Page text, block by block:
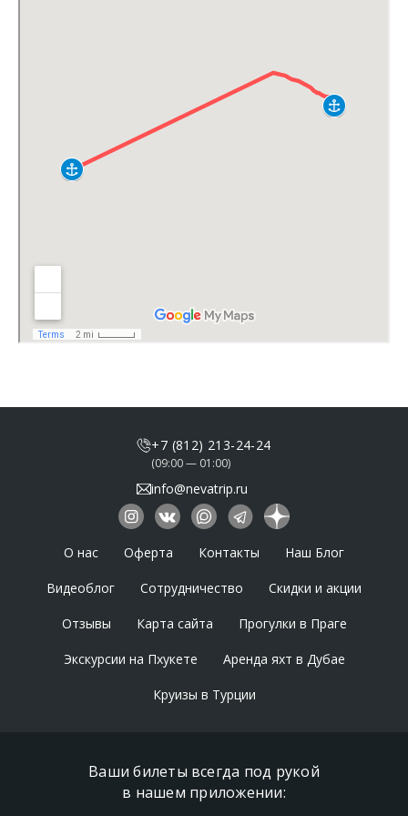
+7 (812) 213-24-24
(09:00 — 01:00)
info@nevatrip.ru
О нас Оферта Контакты Наш Блог
Видеоблог Сотрудничество Скидки и акции
Отзывы Карта сайта Прогулки в Праге
Экскурсии на Пхукете Аренда яхт в Дубае
Круизы в Турции
Ваши билеты всегда под рукой
в нашем приложении: